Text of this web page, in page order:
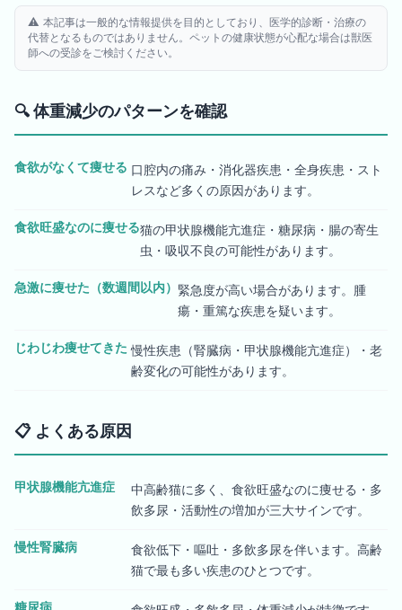
⚠️ 本記事は一般的な情報提供を目的としており、医学的診断・治療の
代替となるものではありません。ペットの健康状態が心配な場合は獣医
師への受診をご検討ください。
🔍体重減少のパターンを確認
食欲がなくて痩せる 口腔内の痛み・消化器疾患・全身疾患・スト
レスなど多くの原因があります。
食欲旺盛なのに痩せる猫の甲状腺機能亢進症・糖尿病・腸の寄生
虫・吸収不良の可能性があります。
急激に痩せた（数週間以内） 緊急度が高い場合があります。腫
瘍・重篤な疾患を疑います。
じわじわ痩せてきた 慢性疾患（腎臓病・甲状腺機能亢進症）・老
齢変化の可能性があります。
📋 よくある原因
甲状腺機能亢進症
中高齢猫に多く、食欲旺盛なのに痩せる・多
飲多尿・活動性の増加が三大サインです。
慢性腎臓病
食欲低下・嘔吐・多飲多尿を伴います。高齢
猫で最も多い疾患のひとつです。
糖尿病